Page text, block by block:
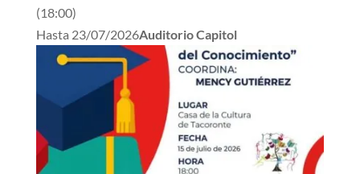
(18:00)
Hasta 23/07/2026Auditorio Capitol